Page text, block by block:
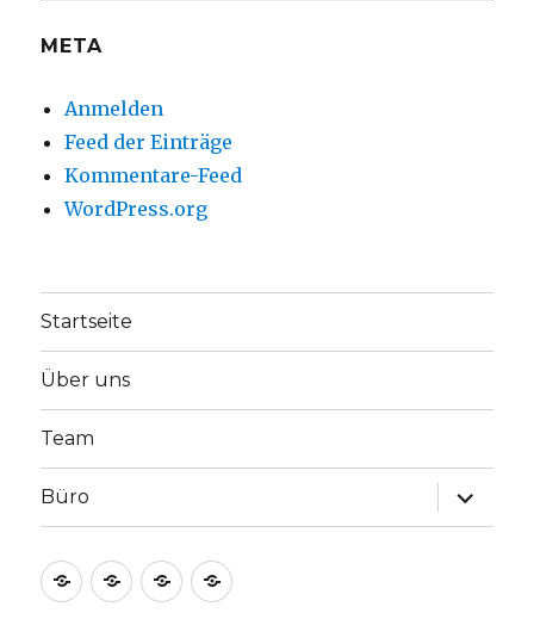
META
Anmelden
Feed der Einträge
Kommentare-Feed
WordPress.org
Startseite
Über uns
Team
Büro
Startseite
Über TeamBüro